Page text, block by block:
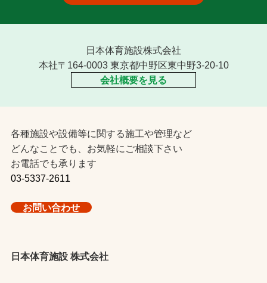
日本体育施設株式会社
本社〒164-0003 東京都中野区東中野3-20-10
会社概要を見る
各種施設や設備等に関する施工や管理など
どんなことでも、お気軽にご相談下さい
お電話でも承ります
03-5337-2611
お問い合わせ
日本体育施設 株式会社